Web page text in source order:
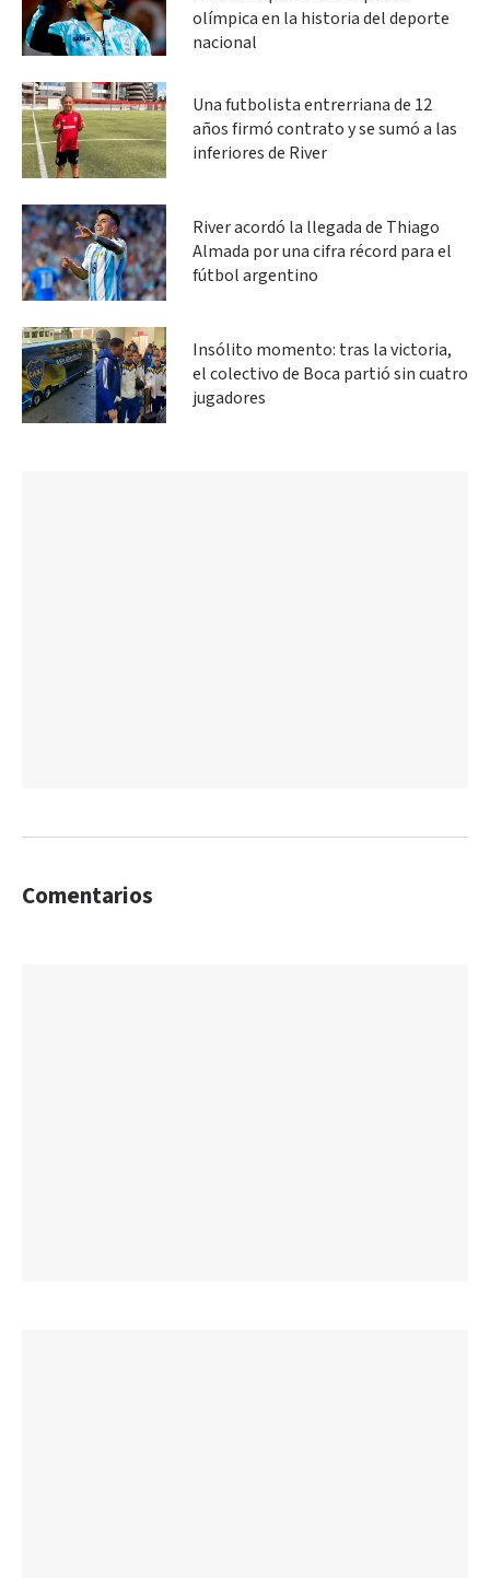
olímpica en la historia del deporte
nacional
Una futbolista entrerriana de 12
años firmó contrato y se sumó a las
inferiores de River
River acordó la llegada de Thiago
Almada por una cifra récord para el
fútbol argentino
Insólito momento: tras la victoria,
el colectivo de Boca partió sin cuatro
jugadores
Comentarios